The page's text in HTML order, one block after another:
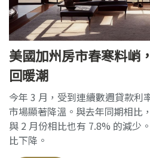
美國加州房市春寒料峭
回暖潮
今年 3 月，受到連續數週貸款利
市場顯著降溫。與去年同期相比
與 2 月份相比也有 7.8% 的減少
比下降。